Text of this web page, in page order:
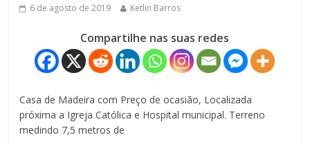
6 de agosto de 2019 Ketlin Barros
Compartilhe nas suas redes
Casa de Madeira com Preço de ocasião, Localizada
próxima a Igreja Católica e Hospital municipal. Terreno
medindo 7,5 metros de